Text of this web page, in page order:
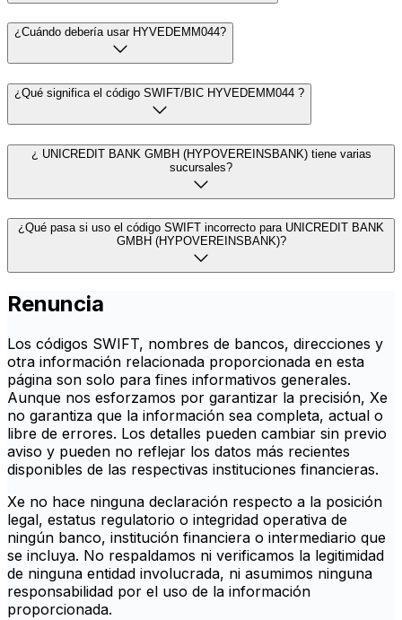
¿Cuándo debería usar HYVEDEMM044?
¿Qué significa el código SWIFT/BIC HYVEDEMM044 ?
¿ UNICREDIT BANK GMBH (HYPOVEREINSBANK) tiene varias
sucursales?
¿Qué pasa si uso el código SWIFT incorrecto para UNICREDIT BANK
GMBH (HYPOVEREINSBANK)?
Renuncia
Los códigos SWIFT, nombres de bancos, direcciones y
otra información relacionada proporcionada en esta
página son solo para fines informativos generales.
Aunque nos esforzamos por garantizar la precisión, Xe
no garantiza que la información sea completa, actual o
libre de errores. Los detalles pueden cambiar sin previo
aviso y pueden no reflejar los datos más recientes
disponibles de las respectivas instituciones financieras.
Xe no hace ninguna declaración respecto a la posición
legal, estatus regulatorio o integridad operativa de
ningún banco, institución financiera o intermediario que
se incluya. No respaldamos ni verificamos la legitimidad
de ninguna entidad involucrada, ni asumimos ninguna
responsabilidad por el uso de la información
proporcionada.